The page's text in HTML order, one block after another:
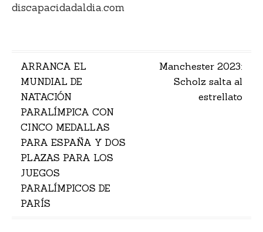
discapacidadaldia.com
Navegación
de
entradas
ARRANCA EL
MUNDIAL DE
NATACIÓN
PARALÍMPICA CON
CINCO MEDALLAS
PARA ESPAÑA Y DOS
PLAZAS PARA LOS
JUEGOS
PARALÍMPICOS DE
PARÍS
Manchester 2023:
Scholz salta al
estrellato